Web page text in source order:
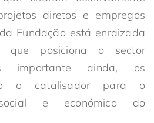
diretos e empregos
Fundação está enraizada
que posiciona o sector
importante ainda, os
o catalisador para o
social e económico do